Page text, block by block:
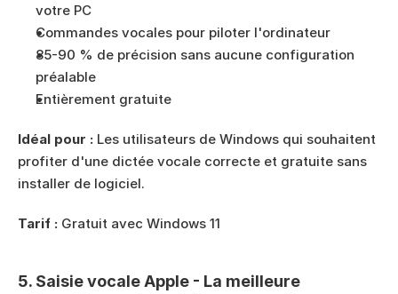
votre PC
Commandes vocales pour piloter l'ordinateur
85-90 % de précision sans aucune configuration
préalable
Entièrement gratuite
Idéal pour : Les utilisateurs de Windows qui souhaitent
profiter d'une dictée vocale correcte et gratuite sans
installer de logiciel.
Tarif : Gratuit avec Windows 11
5. Saisie vocale Apple - La meilleure